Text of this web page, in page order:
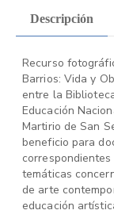
Descripción
Recurso
Barrios: Vida y
entre la
Educación
Martirio de San
beneficio para
correspondientes
temáticas
de arte
educación